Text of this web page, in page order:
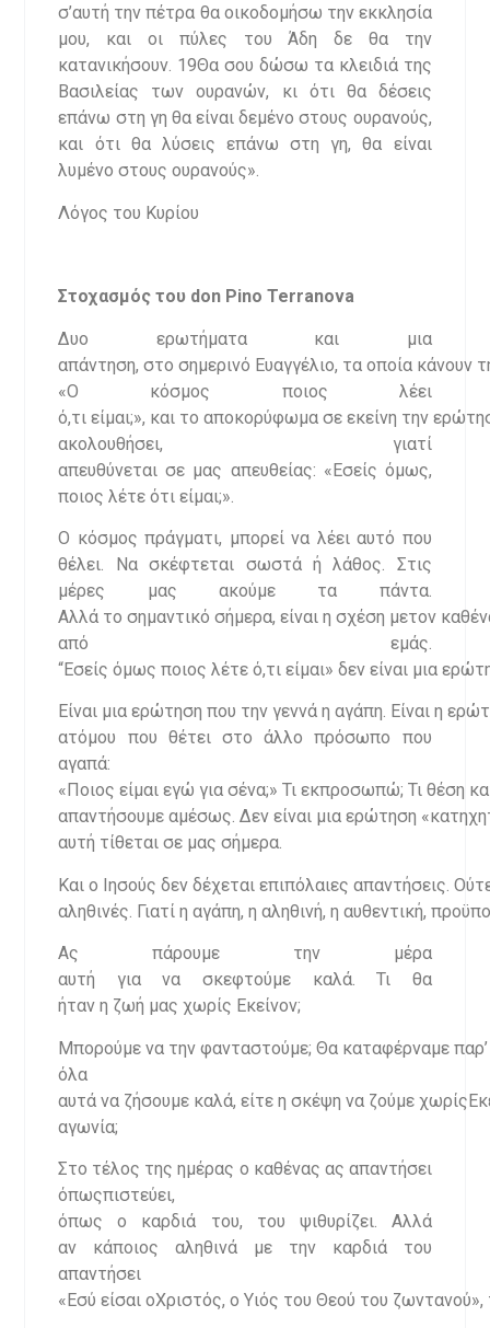
σ’αυτή την πέτρα θα οικοδομήσω την εκκλησία
μου, και οι πύλες του Άδη δε θα την
κατανικήσουν. 19Θα σου δώσω τα κλειδιά της
Βασιλείας των ουρανών, κι ότι θα δέσεις
επάνω στη γη θα είναι δεμένο στους ουρανούς,
και ότι θα λύσεις επάνω στη γη, θα είναι
λυμένο στους ουρανούς».
Λόγος του Κυρίου
Στοχασμός του don Pino Terranova
Δυο ερωτήματα και μια
απάντηση, στο σημερινό Ευαγγέλιο, τα οποία
«Ο κόσμος ποιος λέει
ό,τι είμαι;», και το αποκορύφωμα σε εκείνη την
ακολουθήσει, γιατί
απευθύνεται σε μας απευθείας: «Εσείς όμως,
ποιος λέτε ότι είμαι;».
Ο κόσμος πράγματι, μπορεί να λέει αυτό που
θέλει. Να σκέφτεται σωστά ή λάθος. Στις
μέρες μας ακούμε τα πάντα.
Αλλά το σημαντικό σήμερα, είναι η σχέση μετον
από εμάς.
“Εσείς όμως ποιος λέτε ό,τι είμαι» δεν είναι μια
Είναι μια ερώτηση που την γεννά η αγάπη. Είναι η
ατόμου που θέτει στο άλλο πρόσωπο που
αγαπά:
«Ποιος είμαι εγώ για σένα;» Τι εκπροσωπώ; Τι θέση
απαντήσουμε αμέσως. Δεν είναι μια ερώτηση
αυτή τίθεται σε μας σήμερα.
Και ο Ιησούς δεν δέχεται επιπόλαιες απαντήσεις.
αληθινές. Γιατί η αγάπη, η αληθινή, η αυθεντική,
Ας πάρουμε την μέρα
αυτή για να σκεφτούμε καλά. Τι θα
ήταν η ζωή μας χωρίς Εκείνον;
Μπορούμε να την φανταστούμε; Θα καταφέρναμε παρ’
όλα
αυτά να ζήσουμε καλά, είτε η σκέψη να ζούμε
αγωνία;
Στο τέλος της ημέρας ο καθένας ας απαντήσει
όπωςπιστεύει,
όπως ο καρδιά του, του ψιθυρίζει. Αλλά
αν κάποιος αληθινά με την καρδιά του
απαντήσει
«Εσύ είσαι οΧριστός, ο Υιός του Θεού του ζωντανού»,